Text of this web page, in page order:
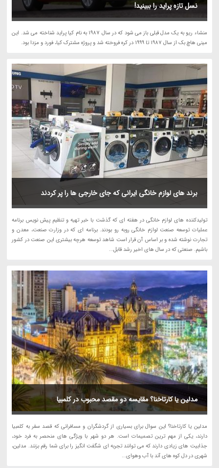
نسل تازه پراید را ببینید!
منشاء ریو به یک مدل قبلی باز می شود که در سال 1987 به نام کیا پراید شناخته می شد. این
مینی هاچ بک از سال 1987 تا 1999 در کره فروخته شد و پروژه مشترک کیا، فورد و مزدا بود.
برند های لوازم خانگی ایرانی که جای خارجی ها را پر کردند
تولیدکننده های لوازم خانگی در هفته ای که گذشت با خبر تهیه و تنظیم پیش نویس برنامه
عملیات توسعه صنعت لوازم خانگی روبه رو بودند. برنامه ای که در وزارت صنعت، معدن و
تجارت نوشته شده و بر اساس آن قرار است شاهد توسعه هرچه بیشتری این صنعت در کشور
باشیم. صنعتی که در سال های اخیر رشد قابل...
مدلین یا کارتاخنا؟ مقایسه دو مقصد محبوب در کلمبیا
مدلین یا کارتاخنا؟ این سوال برای بسیاری از گردشگران و مسافرانی که قصد سفر به کلمبیا
دارند، یکی از مهم ترین تصمیمات است. هر دو شهر با ویژگی های منحصر به فرد خود،
جذابیت های زیادی دارند که می توانند تجربه ای شگفت انگیز را برای شما رقم بزنند. مدلین،
شهری در دل کوه های آند با آب وهوای...